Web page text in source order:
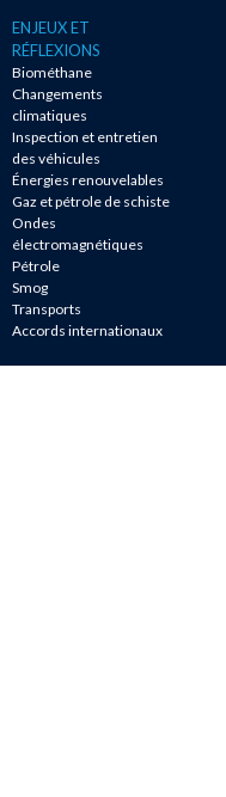
ENJEUX ET
RÉFLEXIONS
Biométhane
Changements
climatiques
Inspection et entretien
des véhicules
Énergies renouvelables
Gaz et pétrole de schiste
Ondes
électromagnétiques
Pétrole
Smog
Transports
Accords internationaux